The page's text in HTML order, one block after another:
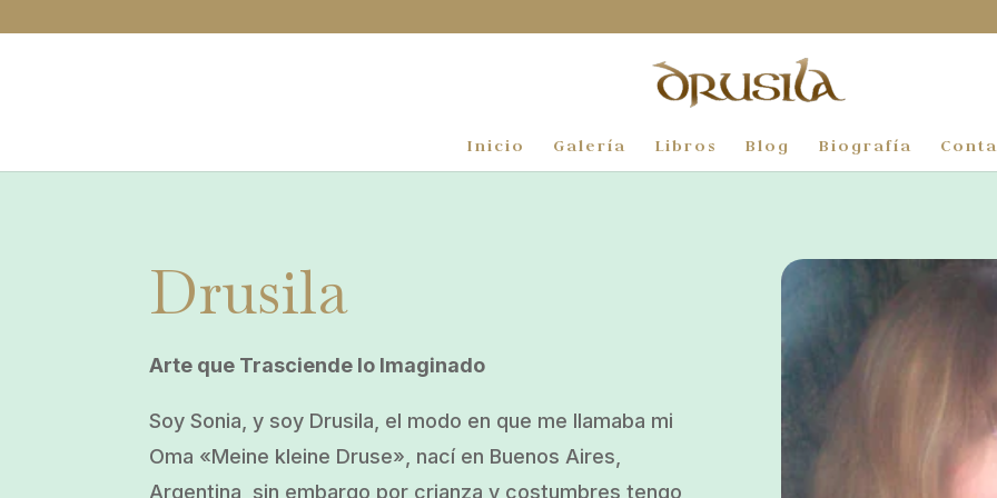
Inicio Galería Libros Blog Biografía
Drusila
Arte que Trasciende lo Imaginado
Soy Sonia, y soy Drusila, el modo en que me llamaba mi
Oma «Meine kleine Druse», nací en Buenos Aires,
Argentina, sin embargo por crianza y costumbres tengo